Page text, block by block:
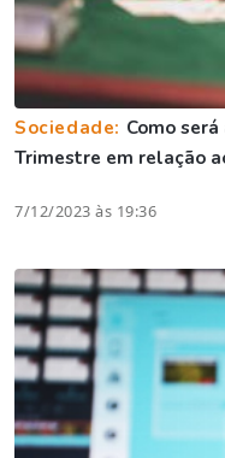
Sociedade: Como
Trimestre em relação
7/12/2023 às 19:36